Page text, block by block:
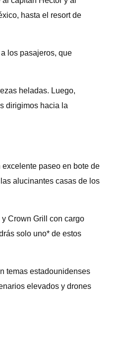
hasta el resort de
los pasajeros, que
heladas. Luego,
dirigimos hacia la
paseo en bote de
alucinantes casas de los
Crown Grill con cargo
solo uno* de estos
temas estadounidenses
elevados y drones